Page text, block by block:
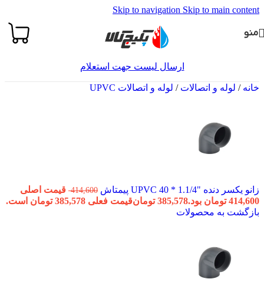
Skip to navigation Skip to main content
منو
ارسال لیست جهت استعلام
خانه/ لوله و اتصالات/ لوله و اتصالات UPVC
زانو یکسر دنده "1.1/4 * 40 UPVC پیمتاش 414,600 قیمت اصلی
414,600 تومان بود.
385,578 تومانقیمت فعلی 385,578 تومان است.
بازگشت به محصولات